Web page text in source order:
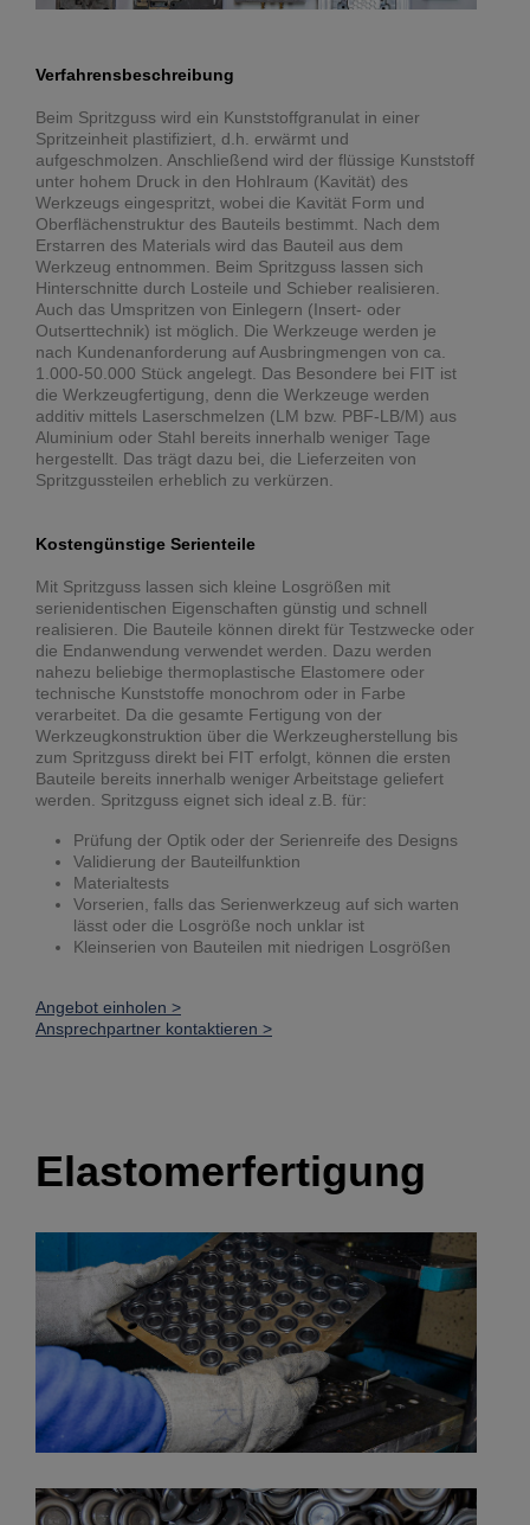
Verfahrensbeschreibung
Beim Spritzguss wird ein Kunststoffgranulat in einer
Spritzeinheit plastifiziert, d.h. erwärmt und
aufgeschmolzen. Anschließend wird der flüssige Kunststoff
unter hohem Druck in den Hohlraum (Kavität) des
Werkzeugs eingespritzt, wobei die Kavität Form und
Oberflächenstruktur des Bauteils bestimmt. Nach dem
Erstarren des Materials wird das Bauteil aus dem
Werkzeug entnommen. Beim Spritzguss lassen sich
Hinterschnitte durch Losteile und Schieber realisieren.
Auch das Umspritzen von Einlegern (Insert- oder
Outserttechnik) ist möglich. Die Werkzeuge werden je
nach Kundenanforderung auf Ausbringmengen von ca.
1.000-50.000 Stück angelegt. Das Besondere bei FIT ist
die Werkzeugfertigung, denn die Werkzeuge werden
additiv mittels Laserschmelzen (LM bzw. PBF-LB/M) aus
Aluminium oder Stahl bereits innerhalb weniger Tage
hergestellt. Das trägt dazu bei, die Lieferzeiten von
Spritzgussteilen erheblich zu verkürzen.
Kostengünstige Serienteile
Mit Spritzguss lassen sich kleine Losgrößen mit
serienidentischen Eigenschaften günstig und schnell
realisieren. Die Bauteile können direkt für Testzwecke oder
die Endanwendung verwendet werden. Dazu werden
nahezu beliebige thermoplastische Elastomere oder
technische Kunststoffe monochrom oder in Farbe
verarbeitet. Da die gesamte Fertigung von der
Werkzeugkonstruktion über die Werkzeugherstellung bis
zum Spritzguss direkt bei FIT erfolgt, können die ersten
Bauteile bereits innerhalb weniger Arbeitstage geliefert
werden. Spritzguss eignet sich ideal z.B. für:
Prüfung der Optik oder der Serienreife des Designs
Validierung der Bauteilfunktion
Materialtests
Vorserien, falls das Serienwerkzeug auf sich warten
lässt oder die Losgröße noch unklar ist
Kleinserien von Bauteilen mit niedrigen Losgrößen
Angebot einholen >
Ansprechpartner kontaktieren >
Elastomerfertigung